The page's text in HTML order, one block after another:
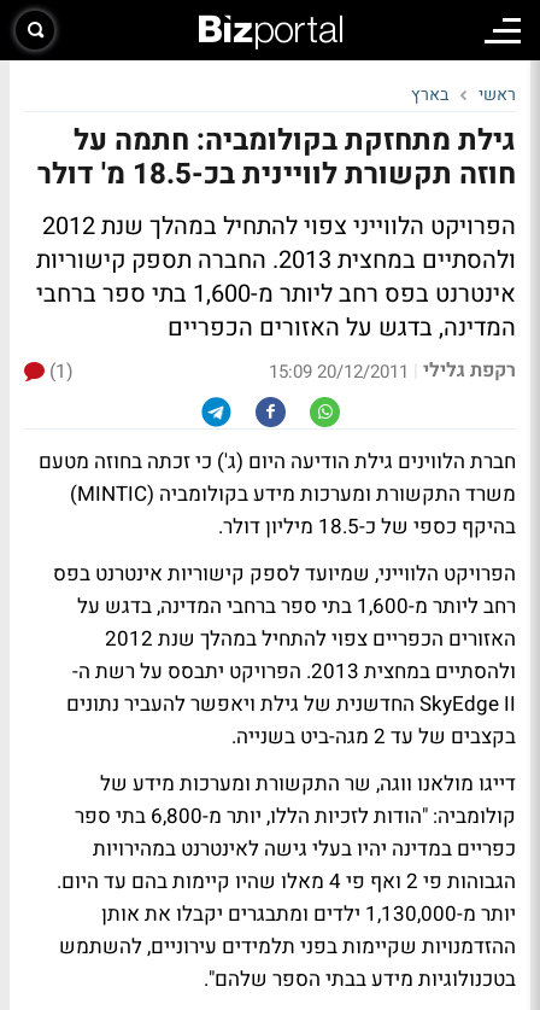
ראשי בארץ
גילת מתחזקת בקולומביה: חתמה על
חוזה תקשורת לוויינית בכ-18.5 מ' דולר
הפרויקט הלווייני צפוי להתחיל במהלך שנת 2012
ולהסתיים במחצית 2013. החברה תספק קישוריות
אינטרנט בפס רחב ליותר מ-1,600 בתי ספר ברחבי
המדינה, בדגש על האזורים הכפריים
רקפת גלילי |
20/12/2011 15:09
(1)
חברת הלווינים גילת הודיעה היום (ג') כי זכתה בחוזה מטעם
משרד התקשורת ומערכות מידע בקולומביה (MINTIC)
בהיקף כספי של כ-18.5 מיליון דולר.
הפרויקט הלווייני, שמיועד לספק קישוריות אינטרנט בפס
רחב ליותר מ-1,600 בתי ספר ברחבי המדינה, בדגש על
האזורים הכפריים צפוי להתחיל במהלך שנת 2012
ולהסתיים במחצית 2013. הפרויקט יתבסס על רשת ה-
SkyEdge II החדשנית של גילת ויאפשר להעביר נתונים
בקצבים של עד 2 מגה-ביט בשנייה.
דייגו מולאנו ווגה, שר התקשורת ומערכות מידע של
קולומביה: "הודות לזכיות הללו, יותר מ-6,800 בתי ספר
כפריים במדינה יהיו בעלי גישה לאינטרנט במהירויות
הגבוהות פי 2 ואף פי 4 מאלו שהיו קיימות בהם עד היום.
יותר מ-1,130,000 ילדים ומתבגרים יקבלו את אותן
ההזדמנויות שקיימות בפני תלמידים עירוניים, להשתמש
בטכנולוגיות מידע בבתי הספר שלהם".